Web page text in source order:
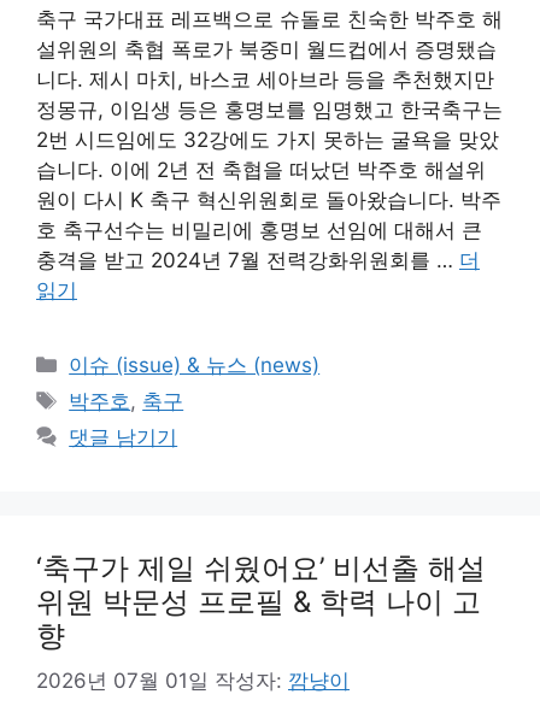
축구 국가대표 레프백으로 슈돌로 친숙한 박주호 해
설위원의 축협 폭로가 북중미 월드컵에서 증명됐습
니다. 제시 마치, 바스코 세아브라 등을 추천했지만
정몽규, 이임생 등은 홍명보를 임명했고 한국축구는
2번 시드임에도 32강에도 가지 못하는 굴욕을 맞았
습니다. 이에 2년 전 축협을 떠났던 박주호 해설위
원이 다시 K 축구 혁신위원회로 돌아왔습니다. 박주
호 축구선수는 비밀리에 홍명보 선임에 대해서 큰
충격을 받고 2024년 7월 전력강화위원회를 … 더
읽기
카
테
고
리
이슈 (issue) & 뉴스 (news)
태
그
박주호 , 축구
댓글 남기기
‘축구가 제일 쉬웠어요’ 비선출 해설
위원 박문성 프로필 & 학력 나이 고
향
2026년 07월 01일 작성자: 깜냥이